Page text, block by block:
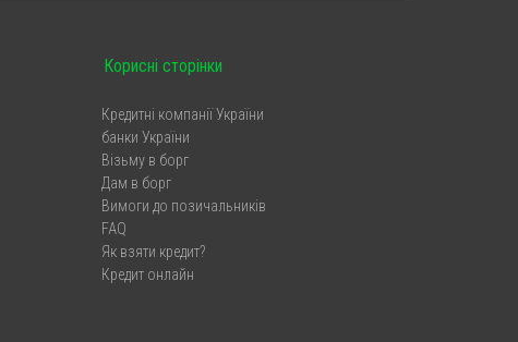
Корисні сторінки
Кредитні компанії України
банки України
Візьму в борг
Дам в борг
Вимоги до позичальників
FAQ
Як взяти кредит?
Кредит онлайн